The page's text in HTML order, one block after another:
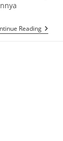
ReadingPantun
Ucapan